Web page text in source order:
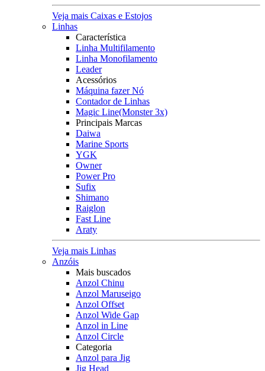
Veja mais Caixas e Estojos
Linhas
Característica
Linha Multifilamento
Linha Monofilamento
Leader
Acessórios
Máquina fazer Nó
Contador de Linhas
Magic Line(Monster 3x)
Principais Marcas
Daiwa
Marine Sports
YGK
Owner
Power Pro
Sufix
Shimano
Raiglon
Fast Line
Araty
Veja mais Linhas
Anzóis
Mais buscados
Anzol Chinu
Anzol Maruseigo
Anzol Offset
Anzol Wide Gap
Anzol in Line
Anzol Circle
Categoria
Anzol para Jig
Jig Head